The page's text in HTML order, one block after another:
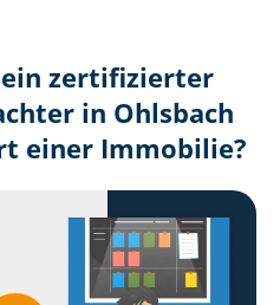
zertifizierter
in Ohlsbach
einer Immobilie?